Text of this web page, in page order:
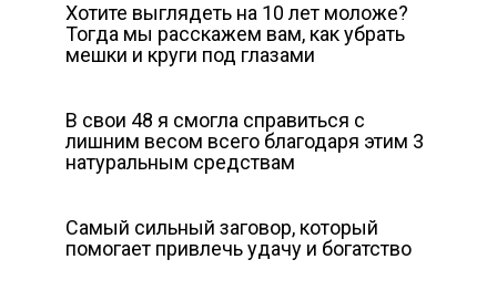
Хотите выглядеть на 10 лет моложе?
Тогда мы расскажем вам, как убрать
мешки и круги под глазами
В свои 48 я смогла справиться с
лишним весом всего благодаря этим 3
натуральным средствам
Самый сильный заговор, который
помогает привлечь удачу и богатство